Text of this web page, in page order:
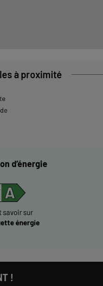
à proximité
d’énergie
savoir sur
énergie
!